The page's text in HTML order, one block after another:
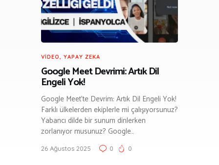
VIDEO, YAPAY ZEKA
Google Meet Devrimi: Artık Dil
Engeli Yok!
Google Meet’te Devrim: Artık Dil Engeli Yok!
Farklı ülkelerden ekiplerle mi çalışıyorsunuz?
Yabancı dilde bir sunum dinlerken
zorlanıyor musunuz? Google…
26 Ağustos 2025 0 0